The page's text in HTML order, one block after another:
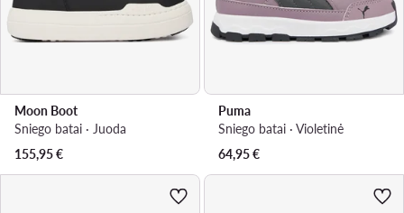
Moon Boot
Sniego batai · Juoda
155,95€
Puma
Sniego batai · Violetinė
64,95€